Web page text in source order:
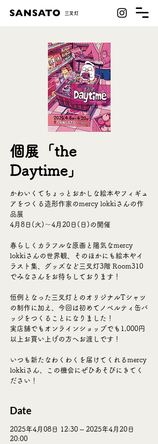
​三叉灯
個展「the
Daytime」
かわいくてちょっとおかしな絵本やフィギュ
アをつくる造形作家のmercy lokkiさんの作
品展
4月8日(火)〜4月20日(日)の開催
春らしくカラフルな原画と陽気なmercy
lokkiさんの世界観、そのほかにも絵本やイ
ラスト集、グッズなど三叉灯3階 Room310
でみなさんをお待ちしております！
恒例となった三叉灯とのオリジナルTシャツ
の制作に加え、今回は初めてノベルティ缶バ
ッジをつくることになりました！
実店舗でもオンラインショップでも1,000円
以上お買い上げの方へお渡しです！
いつも新たなわくわくを届けてくれるmercy
lokkiさん、この機会にぜひあそびにきてく
ださい！
Date
2025年4月08日 12:30 – 2025年4月20日
20:00